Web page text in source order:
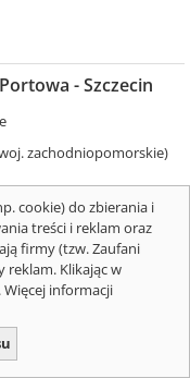
- Szczecin
zachodniopomorskie)
&
Szczecin
zachodniopomorskie)
cookie) do zbierania i
treści i reklam oraz
firmy (tzw. Zaufani
reklam. Klikając w
Więcej informacji